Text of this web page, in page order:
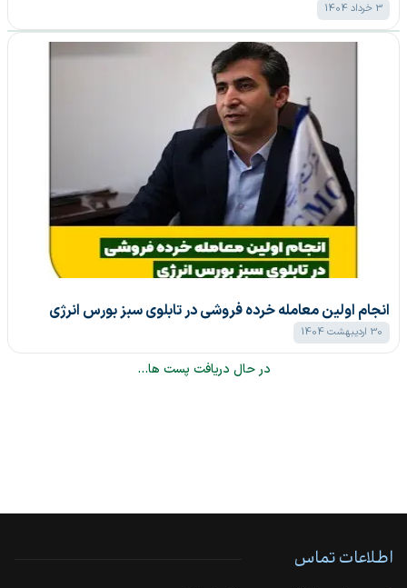
3 خرداد 1404
انجام اولین معامله خرده فروشی در تابلوی سبز بورس انرژی
30 اردیبهشت 1404
در حال دریافت پست ها...
اطلاعات تماس